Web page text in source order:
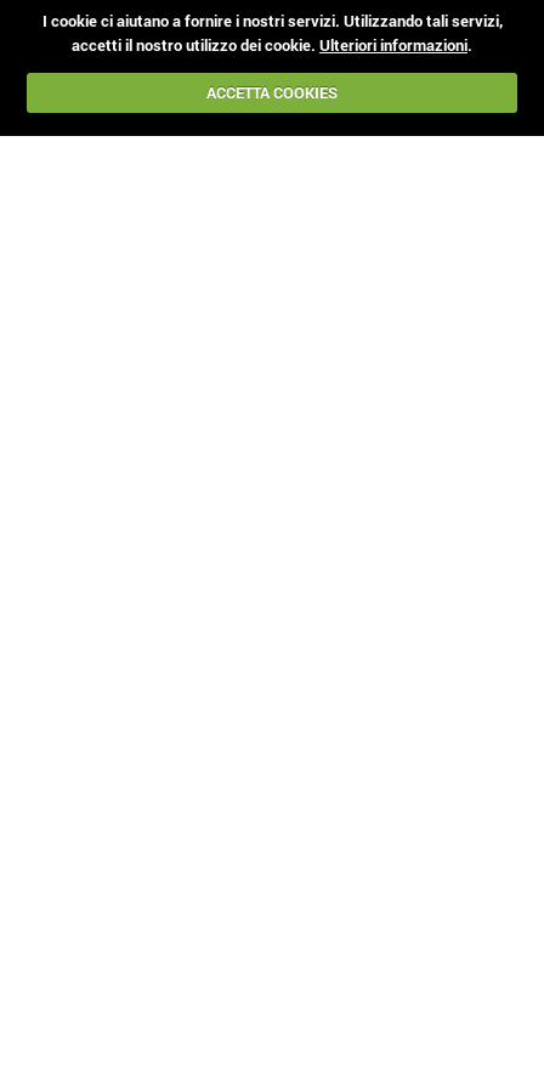
I cookie ci aiutano a fornire i nostri servizi. Utilizzando tali servizi,
accetti il nostro utilizzo dei cookie. Ulteriori informazioni.
ACCETTA COOKIES